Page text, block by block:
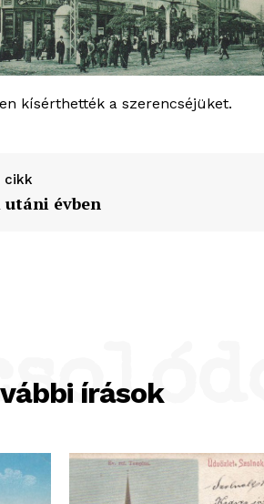
kísérthették a szerencséjüket.
cikk
utáni évben
írások